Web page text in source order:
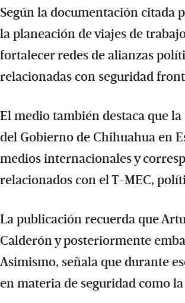
Según la documentación citada
la planeación de viajes de
fortalecer redes de alianzas
relacionadas con seguridad
El medio también destaca que
del Gobierno de Chihuahua en
medios internacionales y
relacionados con el T-MEC,
La publicación recuerda que
Calderón y posteriormente
Asimismo, señala que durante
en materia de seguridad como